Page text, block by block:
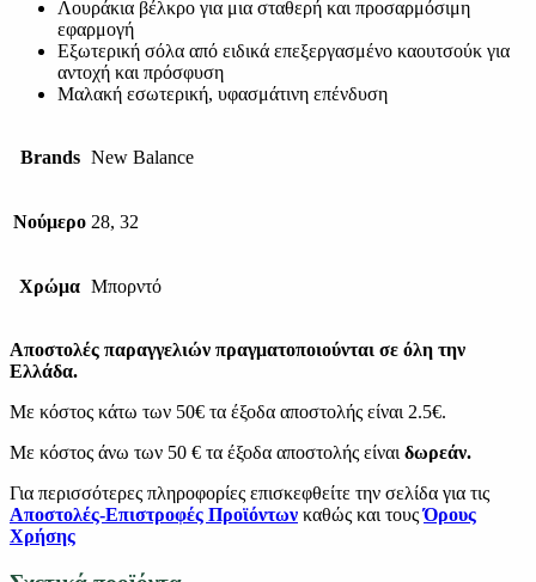
Λουράκια βέλκρο για μια σταθερή και προσαρμόσιμη
εφαρμογή
Εξωτερική σόλα από ειδικά επεξεργασμένο καουτσούκ για
αντοχή και πρόσφυση
Μαλακή εσωτερική, υφασμάτινη επένδυση
Brands New Balance
Νούμερο 28, 32
Χρώμα Μπορντό
Αποστολές παραγγελιών πραγματοποιούνται σε όλη την
Ελλάδα.
Με κόστος κάτω των 50€ τα έξοδα αποστολής είναι 2.5€.
Με κόστος άνω των 50 € τα έξοδα αποστολής είναι δωρεάν.
Για περισσότερες πληροφορίες επισκεφθείτε την σελίδα για τις
Αποστολές-Επιστροφές Προϊόντων καθώς και τουςΌρους
Χρήσης